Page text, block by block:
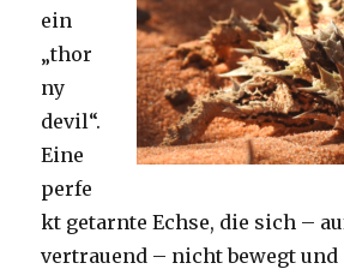
ein
„thor
ny
devil“.
Eine
perfe
kt getarnte Echse, die sich –
vertrauend – nicht bewegt